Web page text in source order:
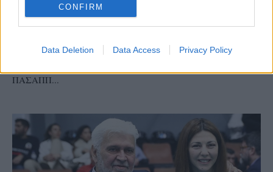
CONFIRM
Data Deletion Data Access Privacy Policy
Προς στρατηγική συνεργασία ΠΑΣΑΠΠ και
Πανεπιστημίου Πατρών
επίκεντρο τον αθλητισμό, την εκπαίδευση, την
ΠΑΣΑΠΠ...